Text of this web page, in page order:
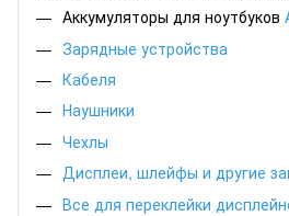
Аккумуляторы для ноутбуков
Зарядные устройства
Кабеля
Наушники
Чехлы
Дисплеи, шлейфы и другие
Все для переклейки